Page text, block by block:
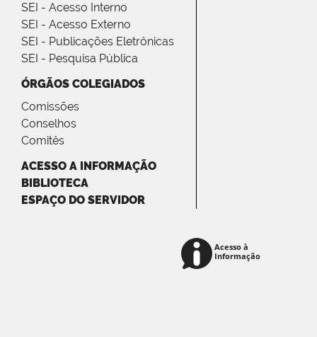
SEI - Acesso Interno
SEI - Acesso Externo
SEI - Publicações Eletrônicas
SEI - Pesquisa Pública
ÓRGÃOS COLEGIADOS
Comissões
Conselhos
Comitês
ACESSO A INFORMAÇÃO
BIBLIOTECA
ESPAÇO DO SERVIDOR